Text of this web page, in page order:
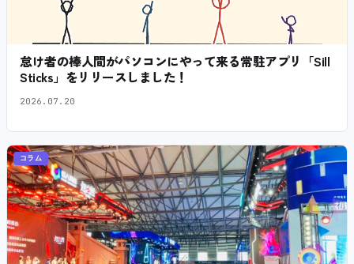
怠け者の棒人間がパソコンにやって来る常駐アプリ「Sill
Sticks」をリリースしました！
2026.07.20
コラム